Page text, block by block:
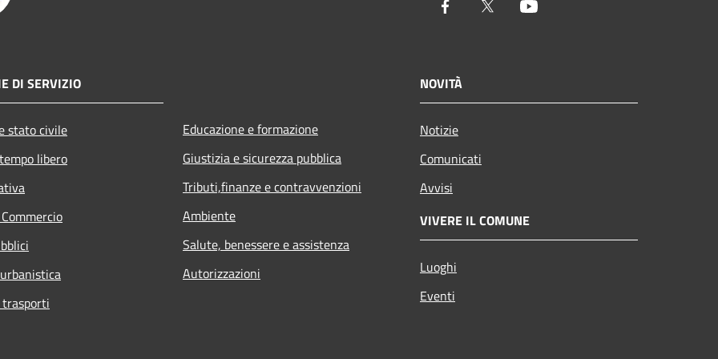
Facebook Twitter
DI SERVIZIO
stato civile
libero
Educazione e formazione
Giustizia e sicurezza pubblica
Tributi,finanze e contravvenzioni
Ambiente
Salute, benessere e assistenza
Autorizzazioni
NOVITÀ
Notizie
Comunicati
Avvisi
VIVERE IL COMUNE
Luoghi
Eventi